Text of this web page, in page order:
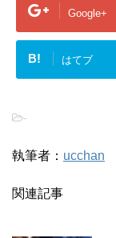
Google+
B! はてブ
-
執筆者： ucchan
関連記事